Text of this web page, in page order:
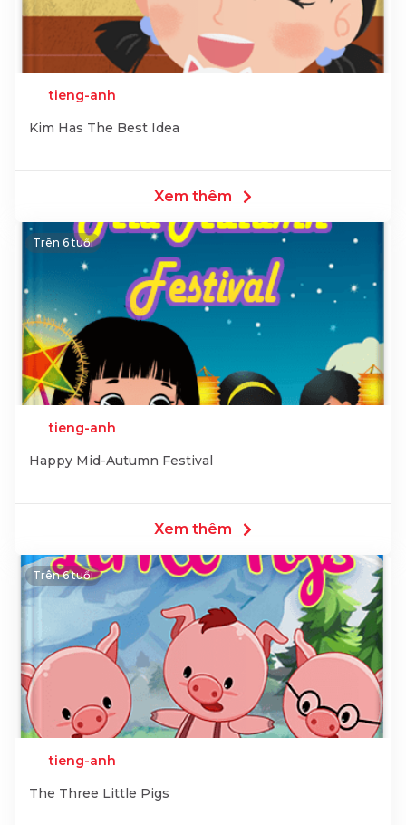
tieng-anh
Kim Has The Best Idea
Xem thêm
Trên 6 tuổi
tieng-anh
Happy Mid-Autumn Festival
Xem thêm
Trên 6 tuổi
tieng-anh
The Three Little Pigs